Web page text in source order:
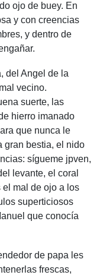
ojo de buey. En
y con creencias
y dentro de
del Angel de la
vecino.
suerte, las
hierro imanado
que nunca le
gran bestia, el nido
sígueme jpven,
levante, el coral
mal de ojo a los
superticiosos
que conocía
de papa les
frescas,